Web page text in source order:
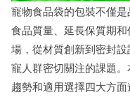
寵物食品袋的包裝不僅
食品質量、延長保質期
場，從材質創新到密封
寵人群密切關注的課題
趨勢和適用選擇四大方